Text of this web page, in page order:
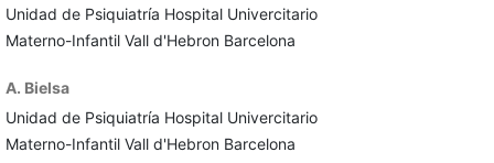
Unidad de Psiquiatría Hospital Univercitario
Materno-Infantil Vall d'Hebron Barcelona
A. Bielsa
Unidad de Psiquiatría Hospital Univercitario
Materno-Infantil Vall d'Hebron Barcelona